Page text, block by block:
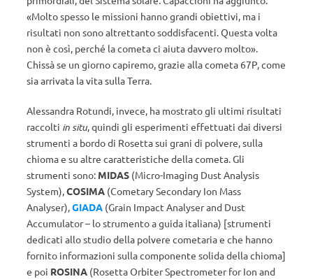
«Molto spesso le missioni hanno grandi obiettivi, ma i
risultati non sono altrettanto soddisfacenti. Questa volta
non è così, perché la cometa ci aiuta davvero molto».
Chissà se un giorno capiremo, grazie alla cometa 67P, come
sia arrivata la vita sulla Terra.
Alessandra Rotundi, invece, ha mostrato gli ultimi risultati
raccolti in situ, quindi gli esperimenti effettuati dai diversi
strumenti a bordo di Rosetta sui grani di polvere, sulla
chioma e su altre caratteristiche della cometa. Gli
strumenti sono: MIDAS (Micro-Imaging Dust Analysis
System),COSIMA (Cometary Secondary Ion Mass
Analyser),GIADA (Grain Impact Analyser and Dust
Accumulator – lo strumento a guida italiana) [strumenti
dedicati allo studio della polvere cometaria e che hanno
fornito informazioni sulla componente solida della chioma]
e poi ROSINA (Rosetta Orbiter Spectrometer for Ion and